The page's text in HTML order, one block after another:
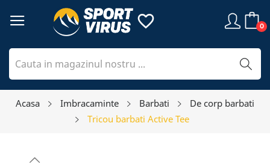
0
favorite_border
Acasa Imbracaminte Barbati
De corp barbati
Tricou barbati Active Tee